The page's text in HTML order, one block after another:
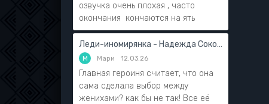
озвучка очень плохая , часто
окончания кончаются на ять
Леди-иномирянка - Надежда Соколова
М Мари 12.03.26
Главная героиня считает, что она
сама сделала выбор между
женихами? как бы не так! Все её